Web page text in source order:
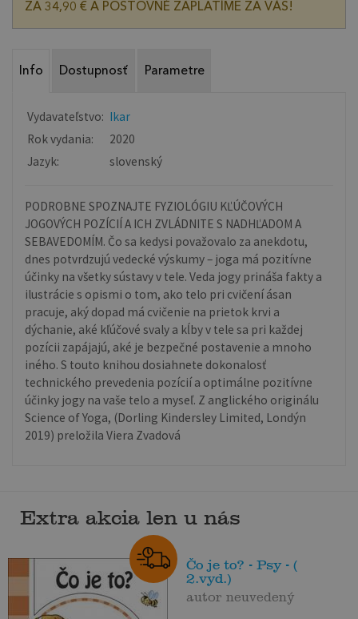
ZA 34,90 € A POŠTOVNÉ ZAPLATÍME ZA VÁS!
Info Dostupnosť Parametre
Vydavateľstvo: Ikar
Rok vydania:
2020
Jazyk:
slovenský
PODROBNE SPOZNAJTE FYZIOLÓGIU KĽÚČOVÝCH
JOGOVÝCH POZÍCIÍ A ICH ZVLÁDNITE S NADHĽADOM A
SEBAVEDOMÍM. Čo sa kedysi považovalo za anekdotu,
dnes potvrdzujú vedecké výskumy – joga má pozitívne
účinky na všetky sústavy v tele. Veda jogy prináša fakty a
ilustrácie s opismi o tom, ako telo pri cvičení ásan
pracuje, aký dopad má cvičenie na prietok krvi a
dýchanie, aké kľúčové svaly a kĺby v tele sa pri každej
pozícii zapájajú, aké je bezpečné postavenie a mnoho
iného. S touto knihou dosiahnete dokonalosť
technického prevedenia pozícií a optimálne pozitívne
účinky jogy na vaše telo a myseľ. Z anglického originálu
Science of Yoga, (Dorling Kindersley Limited, Londýn
2019) preložila Viera Zvadová
Extra akcia len u nás
Čo je to? - Psy - (
2.vyd.)
autor neuvedený